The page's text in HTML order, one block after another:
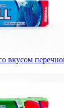
вкусом